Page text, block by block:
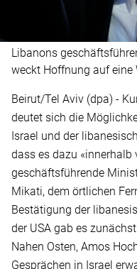
Libanons
weckt Hoffnung auf eine
Beirut/Tel Aviv (dpa) -
deutet sich die
Israel und der
dass es dazu «innerhalb
geschäftsführende
Mikati, dem örtlichen
Bestätigung der
der USA gab es
Nahen Osten, Amos
Gesprächen in Israel